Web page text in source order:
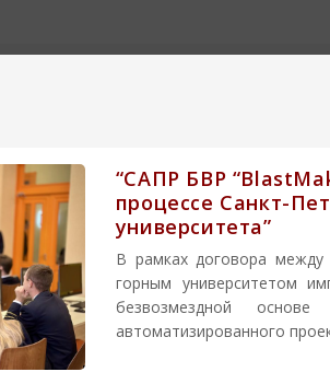
“САПР БВР
процессе Санкт-
университета”
В рамках договора между
горным университетом
безвозмездной
автоматизированного